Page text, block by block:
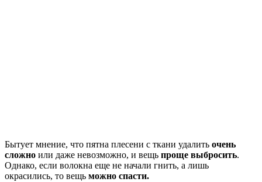
Бытует мнение, что пятна плесени с ткани удалить очень
сложно или даже невозможно, и вещь проще выбросить.
Однако, если волокна еще не начали гнить, а лишь
окрасились, то вещь можно спасти.